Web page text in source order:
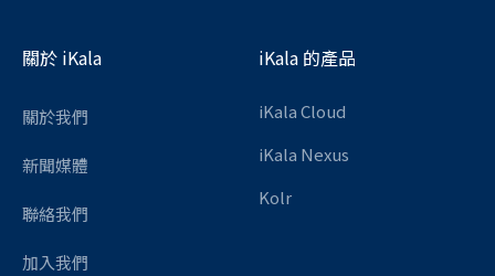
關於 iKala
關於我們
新聞媒體
聯絡我們
加入我們
iKala 的產品
iKala Cloud
iKala Nexus
Kolr